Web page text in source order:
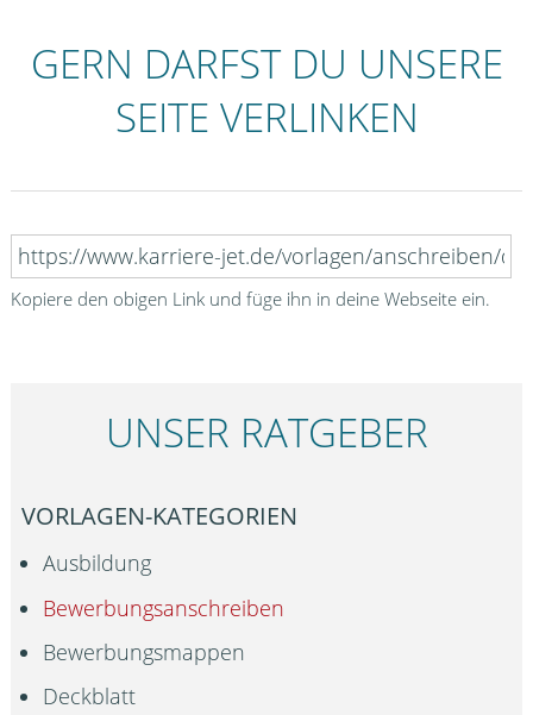
GERN DARFST DU UNSERE
SEITE VERLINKEN
Kopiere den obigen Link und füge ihn in deine Webseite ein.
UNSER RATGEBER
VORLAGEN-KATEGORIEN
Ausbildung
Bewerbungsanschreiben
Bewerbungsmappen
Deckblatt